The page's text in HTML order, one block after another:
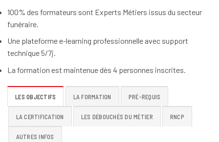
100% des formateurs sont Experts Métiers issus du secteur
funéraire.
Une plateforme e-learning professionnelle avec support
technique 5/7j.
La formation est maintenue dès 4 personnes inscrites.
LES OBJECTIFS LA FORMATION PRÉ-REQUIS
LA CERTIFICATION LES DÉBOUCHÉS DU MÉTIER RNCP
AUTRES INFOS